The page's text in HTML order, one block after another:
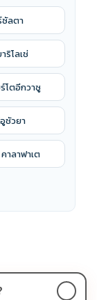
ซัลตา
ริโลเช่
โตอีกวาซู
ชัวยา
าลาฟาเต